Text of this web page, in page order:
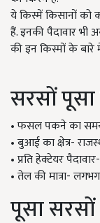
ये किस्में किसानों को
हैं. इनकी पैदावार भी
की इन किस्मों के बारे
सरसों
• फसल पकने का
• बुआई का क्षेत्र-
• प्रति हेक्टेयर
• तेल की मात्रा-
पूसा